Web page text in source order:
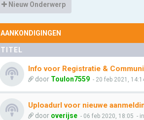
Nieuw Onderwerp
AANKONDIGINGEN
TITEL
Info voor Registratie &
door Toulon7559 - 20 feb 2021,
Uploadurl voor nieuwe
door overijse - 06 feb 2020, 18:05 -